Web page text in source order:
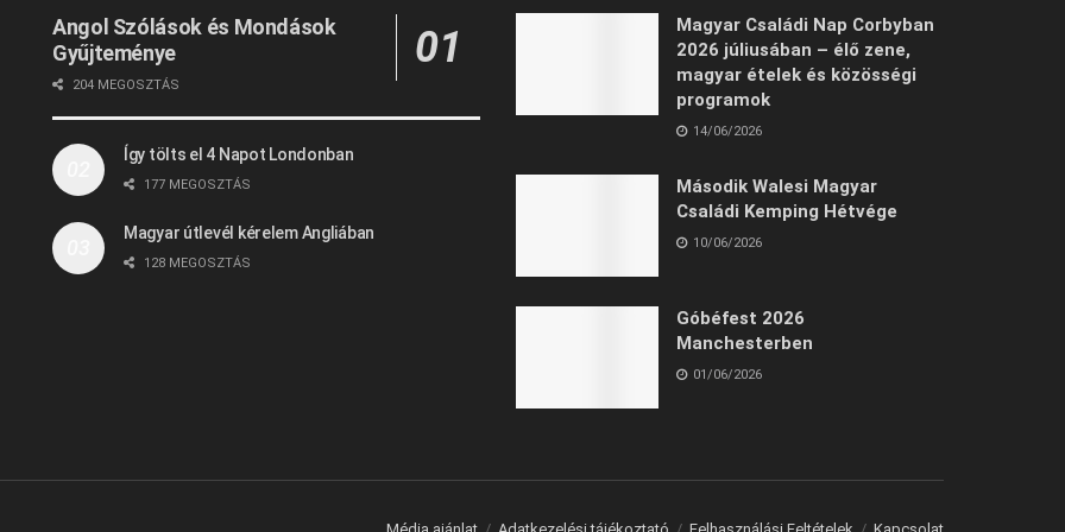
Angol Szólások és Mondások
Gyűjteménye
204 MEGOSZTÁS
Így tölts el 4 Napot Londonban
177 MEGOSZTÁS
Magyar útlevél kérelem Angliában
128 MEGOSZTÁS
Magyar Családi Nap Corbyban
2026 júliusában – élő zene,
magyar ételek és közösségi
programok
14/06/2026
Második Walesi Magyar
Családi Kemping Hétvége
10/06/2026
Góbéfest 2026
Manchesterben
01/06/2026